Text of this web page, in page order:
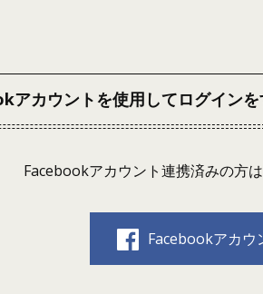
アカウントを使用してログインを
Facebookアカウント連携済みの方
Facebookアカウ